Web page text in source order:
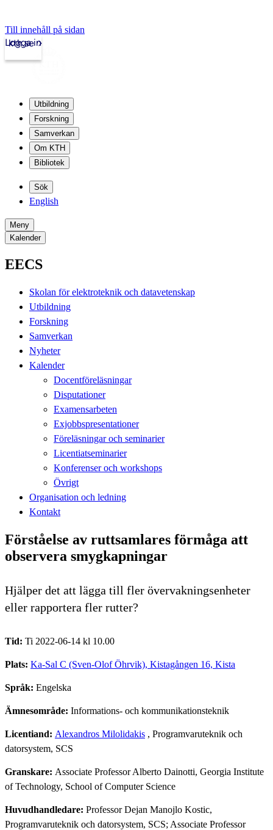
Till innehåll på sidan
kth.se
Logga in
Utbildning
Forskning
Samverkan
Om KTH
Bibliotek
Sök
English
Meny
Kalender
EECS
Skolan för elektroteknik och datavetenskap
Utbildning
Forskning
Samverkan
Nyheter
Kalender
Docentföreläsningar
Disputationer
Examensarbeten
Exjobbspresentationer
Föreläsningar och seminarier
Licentiatseminarier
Konferenser och workshops
Övrigt
Organisation och ledning
Kontakt
Förståelse av ruttsamlares förmåga att
observera smygkapningar
Hjälper det att lägga till fler övervakningsenheter
eller rapportera fler rutter?
Tid: Ti 2022-06-14 kl 10.00
Plats: Ka-Sal C (Sven-Olof Öhrvik), Kistagången 16, Kista
Språk: Engelska
Ämnesområde: Informations- och kommunikationsteknik
Licentiand: Alexandros Milolidakis , Programvaruteknik och
datorsystem, SCS
Granskare: Associate Professor Alberto Dainotti, Georgia Institute
of Technology, School of Computer Science
Huvudhandledare: Professor Dejan Manojlo Kostic,
Programvaruteknik och datorsystem, SCS; Associate Professor